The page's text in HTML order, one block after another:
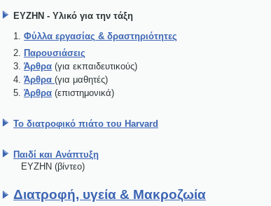
ΕΥΖΗΝ - Υλικό για την τάξη
Φύλλα εργασίας & δραστηριότητες
Παρουσιάσεις
Άρθρα (για εκπαιδευτικούς)
Άρθρα (για μαθητές)
Άρθρα (επιστημονικά)
Το διατροφικό πιάτο του Harvard
Παιδί και Ανάπτυξη
ΕΥΖΗΝ (βίντεο)
Διατροφή, υγεία & Μακροζωία